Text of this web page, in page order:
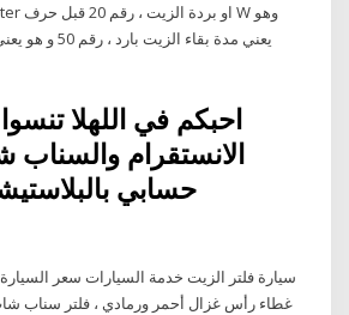
يعني مدة بقاء
احبكم في اللهلا
الانستقرام
حسابي
سيارة فلتر الزيت خدمة السيارات سعر